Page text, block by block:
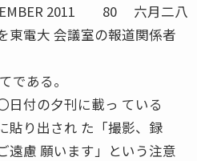
2011 80 六月二八
東電大 会議室の報道関係者
である。
付の夕刊に載っ ている
貼り出され た「撮影、録
遠慮 願います」という注意